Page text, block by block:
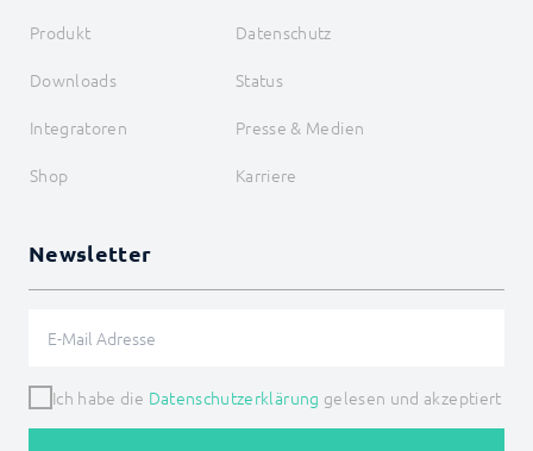
Produkt
Datenschutz
Downloads
Status
Integratoren
Presse & Medien
Shop
Karriere
Newsletter
Ich habe die Datenschutzerklärung gelesen und akzeptiert